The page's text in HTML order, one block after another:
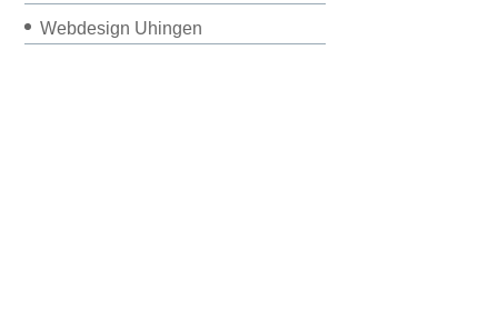
Webdesign Uhingen